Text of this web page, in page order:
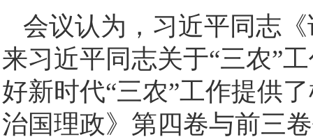
会议认为，习近平同志
来习近平同志关于“三农”
好新时代“三农”工作提供
治国理政》第四卷与前三